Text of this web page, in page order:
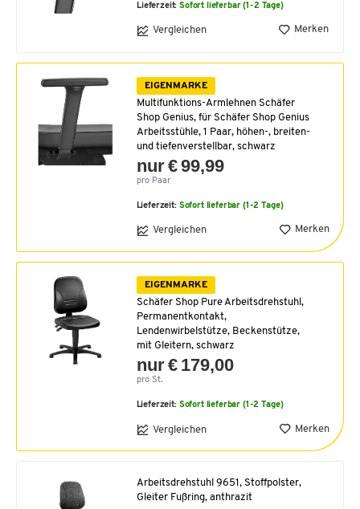
Lieferzeit:Sofort lieferbar (1-2 Tage)
Vergleichen Merken
EIGENMARKE
Multifunktions-Armlehnen Schäfer
Shop Genius, für Schäfer Shop Genius
Arbeitsstühle, 1 Paar, höhen-, breiten-
und tiefenverstellbar, schwarz
nur € 99,99
pro Paar
Lieferzeit: Sofort lieferbar (1-2 Tage)
Vergleichen Merken
EIGENMARKE
Schäfer Shop Pure Arbeitsdrehstuhl,
Permanentkontakt,
Lendenwirbelstütze, Beckenstütze,
mit Gleitern, schwarz
nur € 179,00
pro St.
Lieferzeit: Sofort lieferbar (1-2 Tage)
Vergleichen Merken
Arbeitsdrehstuhl 9651, Stoffpolster,
Gleiter Fußring, anthrazit